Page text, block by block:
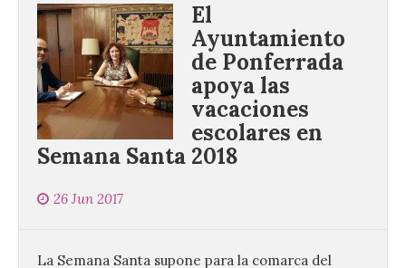
El
Ayuntamiento
de Ponferrada
apoya las
vacaciones
escolares en
Semana Santa 2018
26 Jun 2017
La Semana Santa supone para la comarca del